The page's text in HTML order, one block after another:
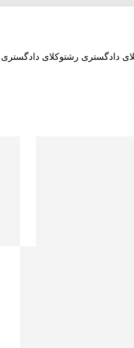
دادگستری رشتوکلای دادگستری